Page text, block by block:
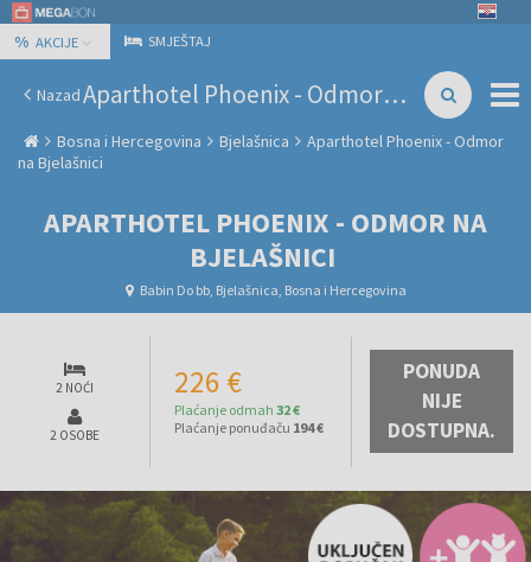
% AKCIJE SMJEŠTAJ
Nazad Aparthotel Phoenix - Odmor na Bjelašnici
Bosna i Hercegovina Bjelašnica
Aparthotel Phoenix - Odmor
na Bjelašnici
APARTHOTEL PHOENIX - ODMOR NA
BJELAŠNICI
Babin Do bb, Bjelašnica, Bosna i Hercegovina
2 NOĆI
2 OSOBE
226 €
Plaćanje odmah 32 €
Plaćanje ponuđaču 194 €
PONUDA
NIJE
DOSTUPNA.